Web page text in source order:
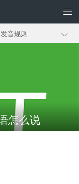
发音规则
怎么说